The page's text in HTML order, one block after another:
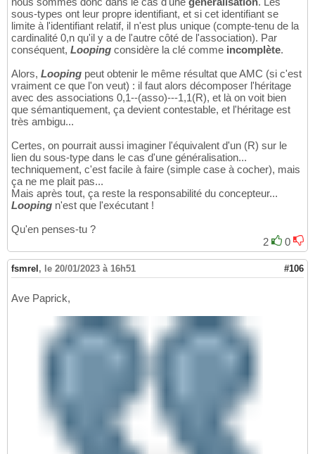
sous-types ont leur propre identifiant, et si cet identifiant se
limite à l'identifiant relatif, il n'est plus unique (compte-tenu de la
cardinalité 0,n qu'il y a de l'autre côté de l'association). Par
conséquent, Looping considère la clé comme incomplète.
Alors, Looping peut obtenir le même résultat que AMC (si c'est
vraiment ce que l'on veut) : il faut alors décomposer l'héritage
avec des associations 0,1--(asso)---1,1(R), et là on voit bien
que sémantiquement, ça devient contestable, et l'héritage est
très ambigu...
Certes, on pourrait aussi imaginer l'équivalent d'un (R) sur le
lien du sous-type dans le cas d'une généralisation...
techniquement, c'est facile à faire (simple case à cocher), mais
ça ne me plait pas...
Mais après tout, ça reste la responsabilité du concepteur...
Looping n'est que l'exécutant !
Qu'en penses-tu ?
2
0
fsmrel , le 20/01/2023 à 16h51 #106
Ave Paprick,